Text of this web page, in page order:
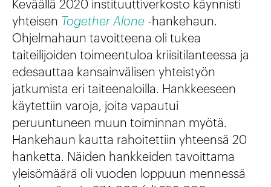
Keväällä 2020 instituuttiverkosto käynnisti
yhteisen Together Alone -hankehaun.
Ohjelmahaun tavoitteena oli tukea
taiteilijoiden toimeentuloa kriisitilanteessa ja
edesauttaa kansainvälisen yhteistyön
jatkumista eri taiteenaloilla. Hankkeeseen
käytettiin varoja, joita vapautui
peruuntuneen muun toiminnan myötä.
Hankehaun kautta rahoitettiin yhteensä 20
hanketta. Näiden hankkeiden tavoittama
yleisömäärä oli vuoden loppuun mennessä